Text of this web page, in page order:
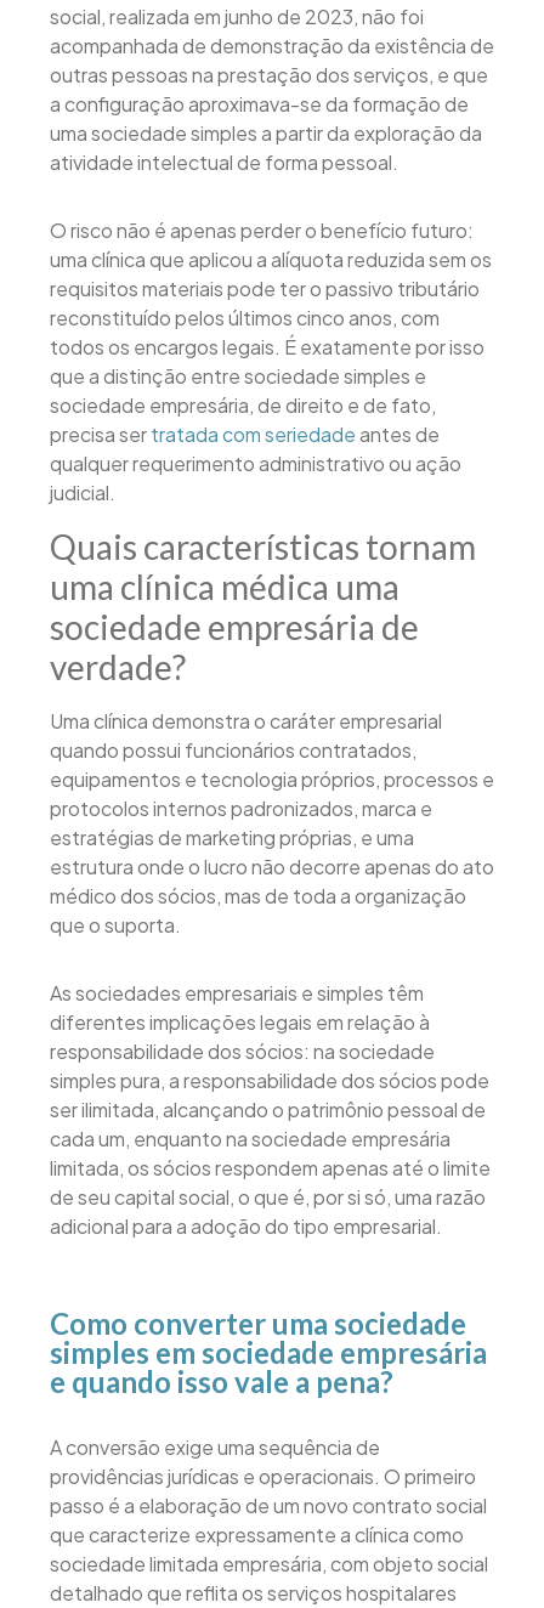
social, realizada em junho de 2023, não foi
acompanhada de demonstração da existência de
outras pessoas na prestação dos serviços, e que
a configuração aproximava-se da formação de
uma sociedade simples a partir da exploração da
atividade intelectual de forma pessoal.
O risco não é apenas perder o benefício futuro:
uma clínica que aplicou a alíquota reduzida sem os
requisitos materiais pode ter o passivo tributário
reconstituído pelos últimos cinco anos, com
todos os encargos legais. É exatamente por isso
que a distinção entre sociedade simples e
sociedade empresária, de direito e de fato,
precisa sertratada com seriedadeantes de
qualquer requerimento administrativo ou ação
judicial.
Quais características tornam
uma clínica médica uma
sociedade empresária de
verdade?
Uma clínica demonstra o caráter empresarial
quando possui funcionários contratados,
equipamentos e tecnologia próprios, processos e
protocolos internos padronizados, marca e
estratégias de marketing próprias, e uma
estrutura onde o lucro não decorre apenas do ato
médico dos sócios, mas de toda a organização
que o suporta.
As sociedades empresariais e simples têm
diferentes implicações legais em relação à
responsabilidade dos sócios: na sociedade
simples pura, a responsabilidade dos sócios pode
ser ilimitada, alcançando o patrimônio pessoal de
cada um, enquanto na sociedade empresária
limitada, os sócios respondem apenas até o limite
de seu capital social, o que é, por si só, uma razão
adicional para a adoção do tipo empresarial.
Como converter uma sociedade
simples em sociedade empresária
e quando isso vale a pena?
A conversão exige uma sequência de
providências jurídicas e operacionais. O primeiro
passo é a elaboração de um novo contrato social
que caracterize expressamente a clínica como
sociedade limitada empresária, com objeto social
detalhado que reflita os serviços hospitalares